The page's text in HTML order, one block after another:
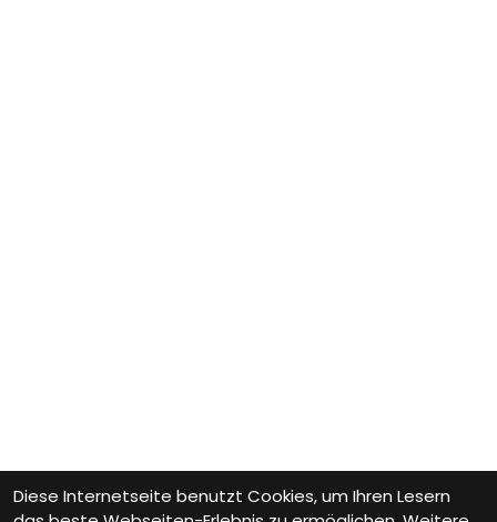
Diese Internetseite benutzt Cookies, um Ihren Lesern